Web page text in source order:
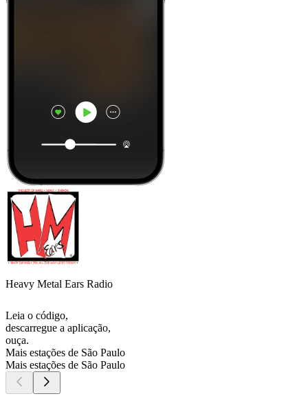
Heavy Metal Ears Radio
Leia o código,
descarregue a aplicação,
ouça.
Mais estações de São Paulo
Mais estações de São Paulo